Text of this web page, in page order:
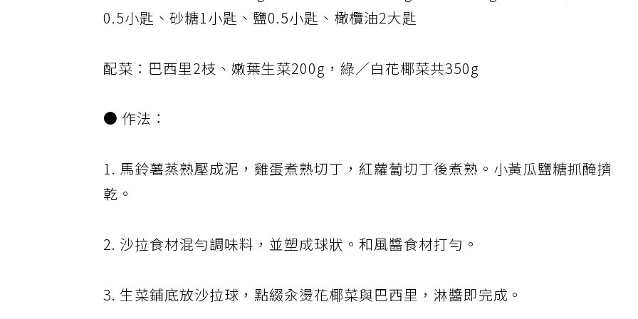
0.5小匙、砂糖1小匙、鹽0.5小匙、橄欖油2大匙
配菜：巴西里2枝、嫩葉生菜200g，綠／白花椰菜共350g
● 作法：
1. 馬鈴薯蒸熟壓成泥，雞蛋煮熟切丁，紅蘿蔔切丁後煮熟。小黃瓜鹽糖抓醃擠
乾。
2. 沙拉食材混勻調味料，並塑成球狀。和風醬食材打勻。
3. 生菜鋪底放沙拉球，點綴汆燙花椰菜與巴西里，淋醬即完成。